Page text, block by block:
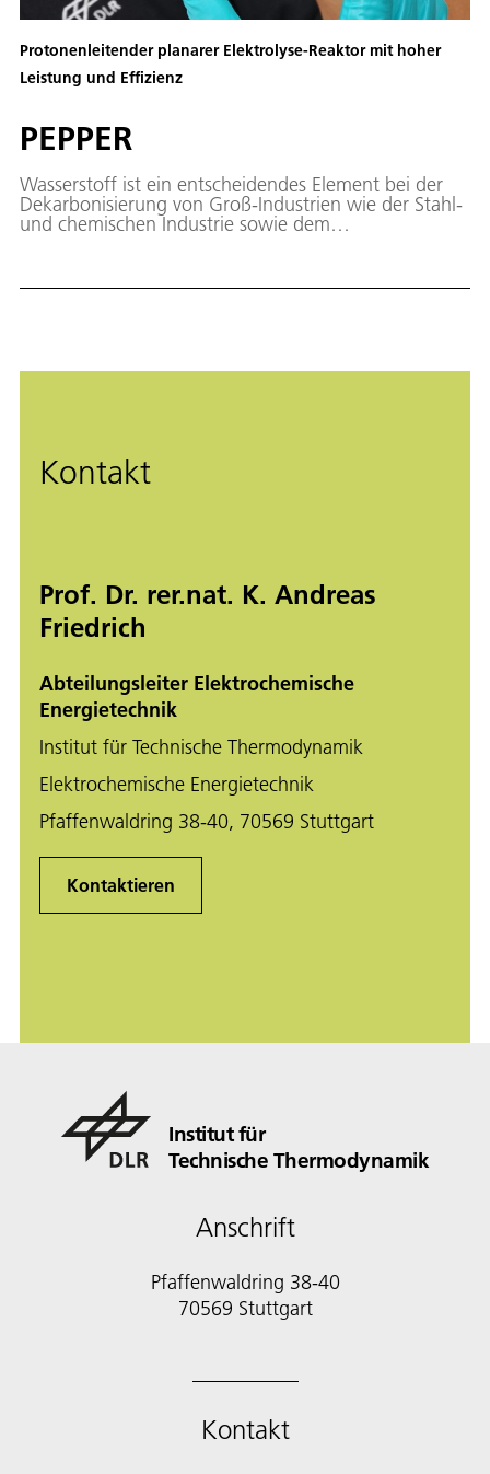
Protonenleitender planarer Elektrolyse-Reaktor mit hoher
Leistung und Effizienz
PEPPER
Wasserstoff ist ein entscheidendes Element bei der
Dekarbonisierung von Groß-Industrien wie der Stahl-
und chemischen Industrie sowie dem
conducting Electrolysis Reactor) entwickelt eine neue
Kontakt
Prof. Dr. rer.nat. K. Andreas
Friedrich
Abteilungsleiter Elektrochemische
Energietechnik
Institut für Technische Thermodynamik
Elektrochemische Energietechnik
Pfaffenwaldring 38-40, 70569 Stuttgart
Kontaktieren
Institut für
Technische Thermodynamik
Anschrift
Pfaffenwaldring 38-40
70569 Stuttgart
Kontakt